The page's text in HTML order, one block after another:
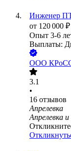
Инженер
от 120 000 ₽
Опыт 3-6
Выплаты:
ООО
3.1
•
16 отзывов
Апрелевка
Апрелевка и